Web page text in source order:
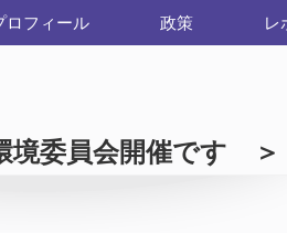
ロフィール 政策 レ
境委員会開催です ＞